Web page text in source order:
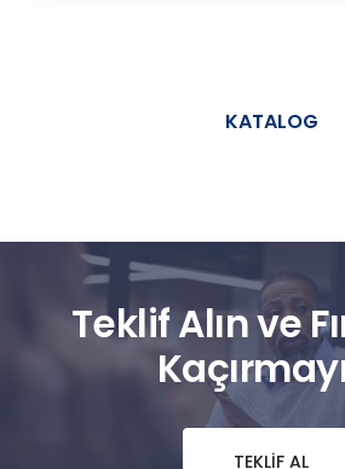
KATALOG
Teklif Alın ve
TEKLIF AL